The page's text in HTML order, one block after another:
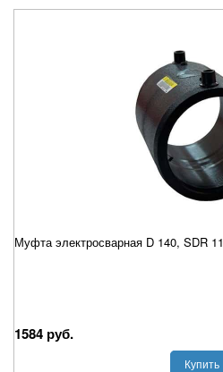
Муфта электросварная D 140, SDR 11
1584 руб.
Купить